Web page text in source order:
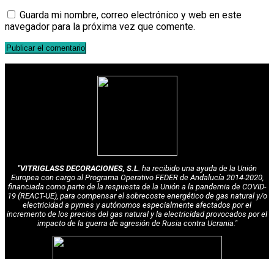
Guarda mi nombre, correo electrónico y web en este
navegador para la próxima vez que comente.
"VITRIGLASS DECORACIONES, S.L. ha recibido una ayuda de la Unión
Europea con cargo al Programa Operativo FEDER de Andalucía 2014-2020,
financiada como parte de la respuesta de la Unión a la pandemia de COVID-
19 (REACT-UE), para compensar el sobrecoste energético de gas natural y/o
electricidad a pymes y autónomos especialmente afectados por el
incremento de los precios del gas natural y la electricidad provocados por el
impacto de la guerra de agresión de Rusia contra Ucrania."